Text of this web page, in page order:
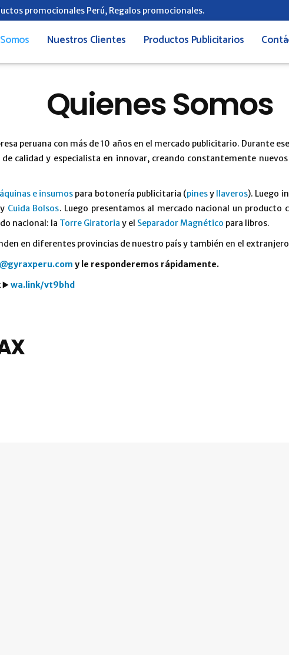
promocionales Perú, Regalos promocionales.
Nuestros Clientes Productos Publicitarios
Quienes Somos
peruana con más de 10 años en el mercado publicitario. Durante
calidad y especialista en innovar, creando constantemente nuevos
e insumos para botonería publicitaria (pinesy llaveros). Luego
Cuida Bolsos. Luego presentamos al mercado nacional un producto
nacional: la Torre Giratoria y el Separador Magnético para libros.
en diferentes provincias de nuestro país y también en el
y le responderemos rápidamente.
▶️wa.link/vt9bhd